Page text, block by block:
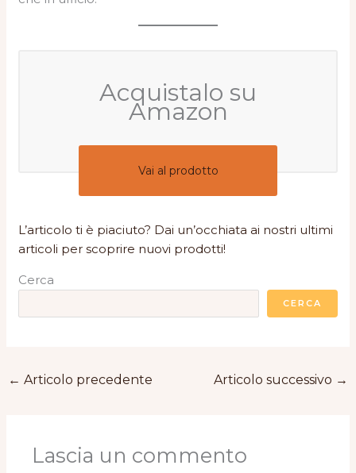
Acquistalo su
Amazon
Vai al prodotto
L’articolo ti è piaciuto? Dai un’occhiata ai nostri ultimi
articoli per scoprire nuovi prodotti!
Cerca
CERCA
← Articolo precedente Articolo successivo →
Lascia un commento